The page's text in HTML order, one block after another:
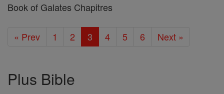
Book of Galates Chapitres
« Prev 1 2 3 4 5 6 Next »
Plus Bible